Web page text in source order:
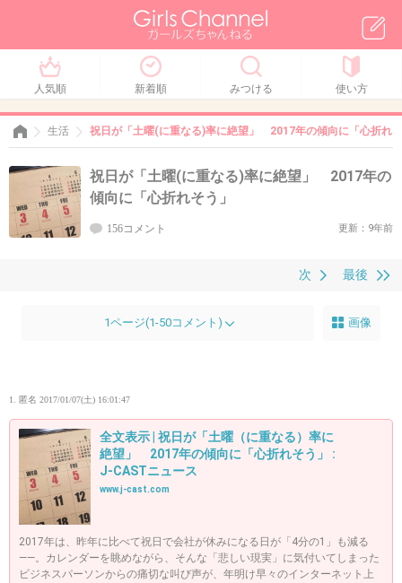
人気順 新着順 みつける 使い方
生活 祝日が「土曜(に重なる)率に絶望」 2017年の傾向に「心折れ
祝日が「土曜(に重なる)率に絶望」 2017年の
傾向に「心折れそう」
156コメント 更新：9年前
最後
次
1ページ(1-50コメント) 画像
1. 匿名 2017/01/07(土) 16:01:47
全文表示 | 祝日が「土曜（に重なる）率に
絶望」 2017年の傾向に「心折れそう」 :
J-CASTニュース
www.j-cast.com
2017年は、昨年に比べて祝日で会社が休みになる日が「4分の1」も減る
――。カレンダーを眺めながら、そんな「悲しい現実」に気付いてしまった
ビジネスパーソンからの痛切な叫び声が、年明け早々のインターネット上